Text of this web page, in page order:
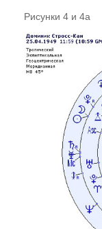
Рисунки 4 и 4а